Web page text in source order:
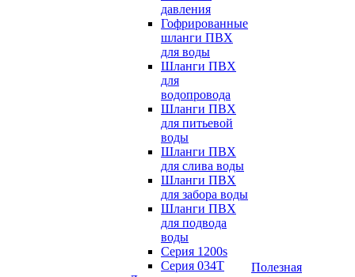
давления
Гофрированные
шланги ПВХ
для воды
Шланги ПВХ
для
водопровода
Шланги ПВХ
для питьевой
воды
Шланги ПВХ
для слива воды
Шланги ПВХ
для забора воды
Шланги ПВХ
для подвода
воды
Серия 1200s
Серия 034Т
Полезная